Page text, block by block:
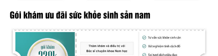
Gói khám ưu đãi sức khỏe sinh sản nam